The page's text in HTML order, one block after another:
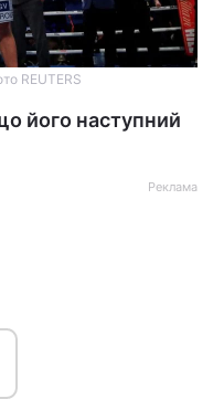
REUTERS
його наступний
Реклама